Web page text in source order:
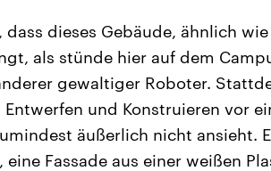
dass dieses Gebäude, ähnlich
als stünde hier auf dem
gewaltiger Roboter.
und Konstruieren vor
äußerlich nicht ansieht.
Fassade aus einer weißen